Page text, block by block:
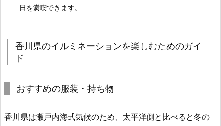
日を満喫できます。
香川県のイルミネーションを楽しむためのガイ
ド
おすすめの服装・持ち物
香川県は瀬戸内海式気候のため、太平洋側と比べると冬の